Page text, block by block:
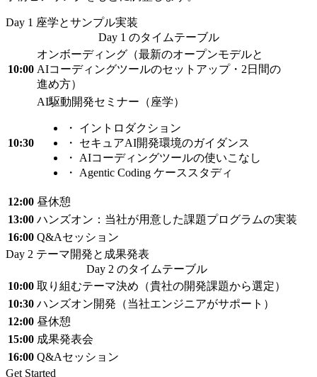
Day 1 座学とサンプル実装
Day 1 のタイムテーブル
10:00
オンボーディング （最新のオープンモデルと
AIコーディングツールのセットアップ・2日間の
進め方）
10:30
AI駆動開発セミナー （座学）
・
イントロダクション
・
セキュアAI開発環境のガイダンス
・
AIコーディングツールの使いこなし
・
Agentic Coding ケーススタディ
12:00 昼休憩
13:00 ハンズオン：当社が用意した課題プログラムの実装
16:00 Q&Aセッション
Day 2 テーマ開発と成果発表
Day 2 のタイムテーブル
10:00 取り組むテーマ決め （貴社の開発課題から選定）
10:30 ハンズオン開発 （当社エンジニアがサポート）
12:00 昼休憩
15:00 成果発表会
16:00 Q&Aセッション
Get Started